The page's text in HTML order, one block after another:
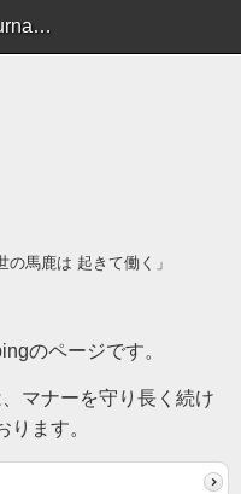
Hi-Speed Tournament参加者募集 | 新着情報
の馬鹿は 起きて働く」
のページです。
を守り長く続け
ます。